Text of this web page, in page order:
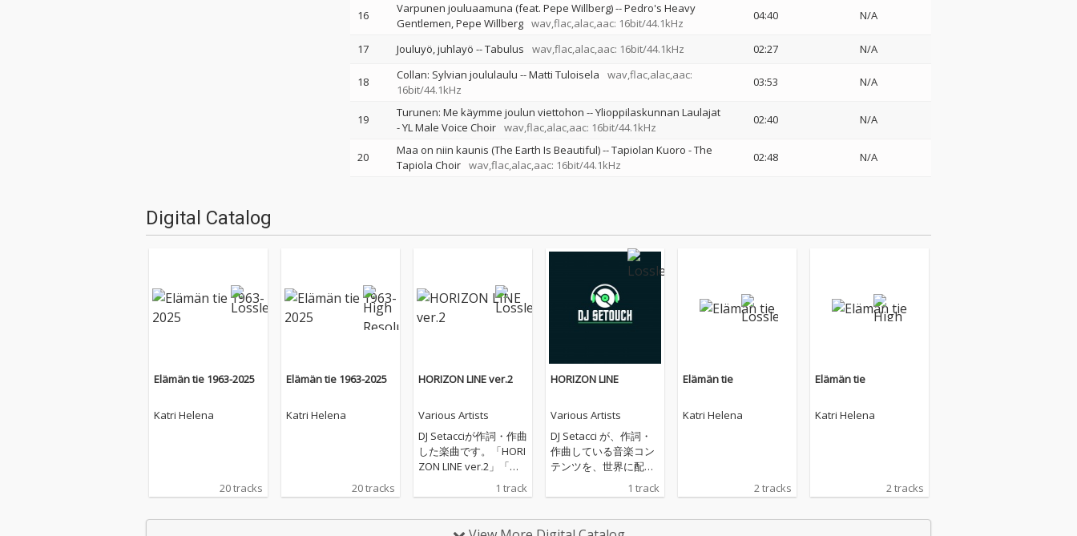
16 Varpunen jouluaamuna (feat. Pepe Willberg)--Pedro's Heavy
Gentlemen Pepe Willberg wav,flac,alac,aac: 16bit/44.1kHz
04:40 N/A
17 Jouluyö, juhlayö --Tabulus wav,flac,alac,aac: 16bit/44.1kHz 02:27 N/A
18 Collan: Sylvian joululaulu --Matti Tuloisela
wav,flac,alac,aac:
16bit/44.1kHz
03:53 N/A
19 Turunen: Me käymme joulun viettohon --Ylioppilaskunnan Laulajat
- YL Male Voice Choir wav,flac,alac,aac: 16bit/44.1kHz
02:40 N/A
20 Maa on niin kaunis (The Earth Is Beautiful)--Tapiolan Kuoro - The
Tapiola Choir wav,flac,alac,aac: 16bit/44.1kHz
02:48 N/A
Digital Catalog
Elämän tie 1963-2025
Katri Helena
20 tracks
Elämän tie 1963-2025
Katri Helena
20 tracks
HORIZON LINE ver.2
Various Artists
DJ Setacciが作詞・作曲
した楽曲です。「HORI
ZON LINE ver.2」「水
として、配信いたしま
そこに生きる鳥や魚な
1 track
HORIZON LINE
Various Artists
DJ Setacci が、作詞・
作曲している音楽コン
テンツを、世界に配信
ンルは、House、R&
なります。
1 track
Elämän tie
Katri Helena
2 tracks
Elämän tie
Katri Helena
2 tracks